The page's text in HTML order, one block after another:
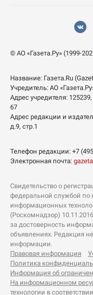
© АО «Газета.Ру» (1999-
Название: Газета.Ru
Учредитель: АО
Адрес учредителя:
67
Адрес редакции и
д.9, стр.1
Телефон редакции: +7
Электронная почта:
Свидетельство о
федеральной службой по
информационных
(Роскомнадзор)
за достоверность
объявлениях. Редакция
информации.
Правовая информация
Политика
Информация об
На информационном
технологии в